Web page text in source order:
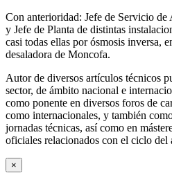
Con anterioridad: Jefe de Servicio
y Jefe de Planta de distintas
casi todas ellas por ósmosis inversa,
desaladora de Moncofa.
Autor de diversos artículos técnicos
sector, de ámbito nacional e
como ponente en diversos foros de
como internacionales, y también
jornadas técnicas, así como en
oficiales relacionados con el ciclo del
×